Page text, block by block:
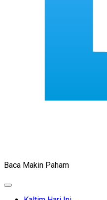
Baca Makin Paham
Expand